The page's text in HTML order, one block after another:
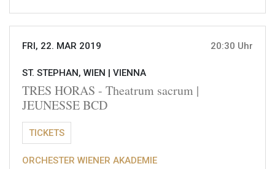
FRI, 22. MAR 2019 20:30 Uhr
ST. STEPHAN, WIEN | VIENNA
TRES HORAS - Theatrum sacrum |
JEUNESSE BCD
TICKETS
ORCHESTER WIENER AKADEMIE